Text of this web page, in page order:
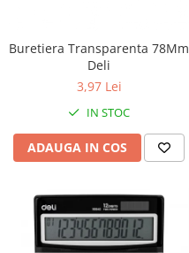
Buretiera Transparenta 78Mm
Deli
3,97 Lei
IN STOC
ADAUGA IN COS